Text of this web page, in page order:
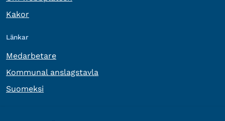
Kakor
Länkar
Medarbetare
Kommunal anslagstavla
Suomeksi